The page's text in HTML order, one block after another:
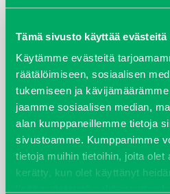
Tämä sivusto käyttää evästeitä
Käytämme evästeitä
räätälöimiseen, sosiaalisen
tukemiseen ja
jaamme sosiaalisen median,
alan kumppaneillemme tietoja
sivustoamme. Kumppanimme
tietoja muihin tietoihin, joita olet
kerätty, kun olet käyttänyt
ARKISTOT
maaliskuu 2026
elokuu 2024
syyskuu 2023